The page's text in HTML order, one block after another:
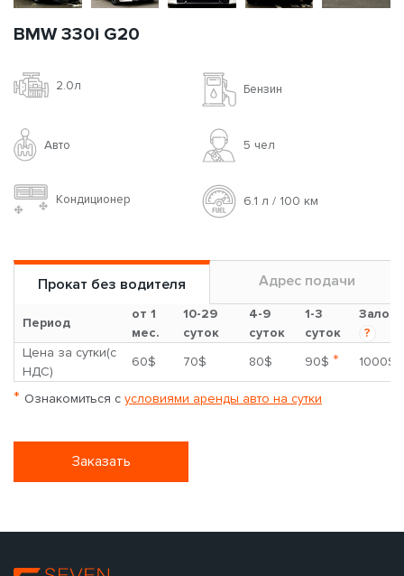
BMW 330i G20
2.0л Бензин
Авто 5 чел
Кондиционер 6.1 л / 100 км
Прокат без водителя Адрес подачи
Период
от 1
мес.
10-29
суток
4-9
суток
1-3
суток
Залог
?
Цена за сутки(с
НДС)
60$ 70$ 80$ 90$ * 1000$
* Ознакомиться с условиями аренды авто на сутки
Заказать